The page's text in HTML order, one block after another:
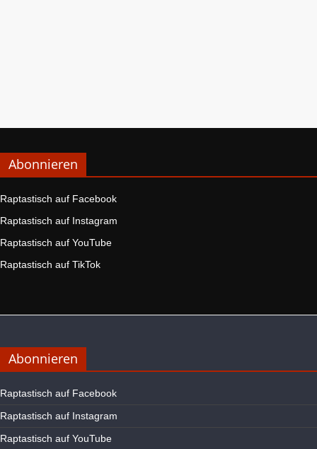
Abonnieren
Raptastisch auf Facebook
Raptastisch auf Instagram
Raptastisch auf YouTube
Raptastisch auf TikTok
Abonnieren
Raptastisch auf Facebook
Raptastisch auf Instagram
Raptastisch auf YouTube